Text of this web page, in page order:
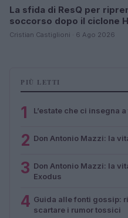
La sfida di ResQ per
soccorso dopo il ciclone
Cristian Castiglioni · 6 Ago 2026
PIÙ LETTI
1 L’estate che ci insegna
2 Don Antonio Mazzi: la
3 Don Antonio Mazzi: la
Exodus
4 Guida alle fonti gossip:
scartare i rumor tossici